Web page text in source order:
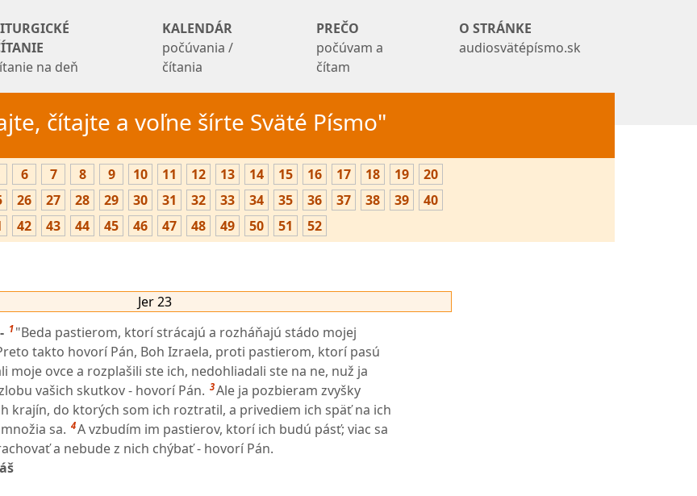
na deň
KALENDÁR
počúvania /
čítania
PREČO
počúvam a
čítam
O STRÁNKE
audiosvätépísmo.sk
čítajte a voľne šírte Sväté Písmo"
6 7 8 9 10 11 12 13 14 15 16 17 18 19
20
26 27 28 29 30 31 32 33 34 35 36 37 38 39
40
42 43 44 45 46 47 48 49 50 51 52
Jer 23
1 "Beda pastierom, ktorí strácajú a rozháňajú stádo mojej
takto hovorí Pán, Boh Izraela, proti pastierom, ktorí pasú
moje ovce a rozplašili ste ich, nedohliadali ste na ne, nuž ja
vašich skutkov - hovorí Pán. 3Ale ja pozbieram zvyšky
krajín, do ktorých som ich roztratil, a privediem ich späť na ich
sa. 4A vzbudím im pastierov, ktorí ich budú pásť; viac sa
a nebude z nich chýbať - hovorí Pán.